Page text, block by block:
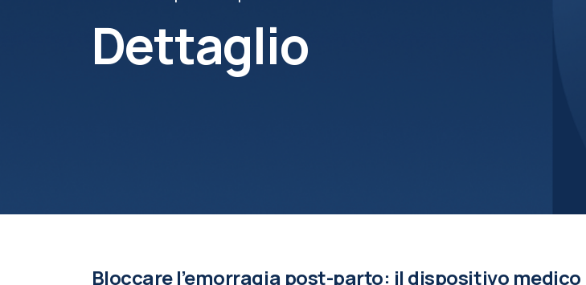
Dettaglio
Bloccare l’emorragia post-parto: il dispositivo